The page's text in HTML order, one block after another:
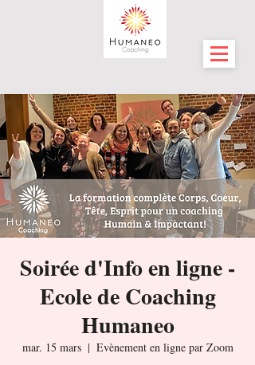
Soirée d'Info en ligne -
Ecole de Coaching
Humaneo
mar. 15 mars
  |
Evènement en ligne par Zoom